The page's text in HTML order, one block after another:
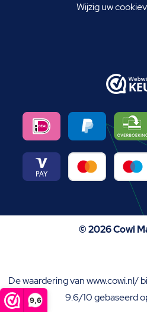
9,6
Wijzig uw
© 2026 Cowi
De waardering van www.cowi.nl/
9.6/10 gebaseerd